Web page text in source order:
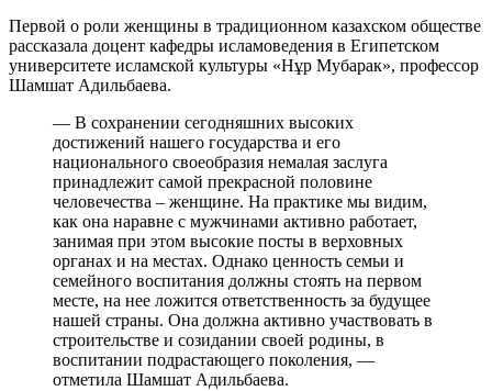
Первой о роли женщины в традиционном казахском обществе
рассказала доцент кафедры исламоведения в Египетском
университете исламской культуры «Нұр Мубарак», профессор
Шамшат Адильбаева.
— В сохранении сегодняшних высоких
достижений нашего государства и его
национального своеобразия немалая заслуга
принадлежит самой прекрасной половине
человечества – женщине. На практике мы видим,
как она наравне с мужчинами активно работает,
занимая при этом высокие посты в верховных
органах и на местах. Однако ценность семьи и
семейного воспитания должны стоять на первом
месте, на нее ложится ответственность за будущее
нашей страны. Она должна активно участвовать в
строительстве и созидании своей родины, в
воспитании подрастающего поколения, —
отметила Шамшат Адильбаева.